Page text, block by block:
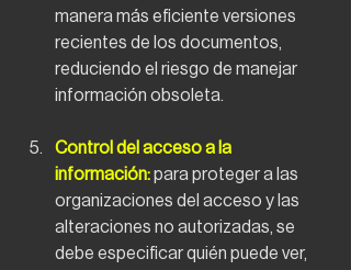
manera más eficiente versiones
recientes de los documentos,
reduciendo el riesgo de manejar
información obsoleta.
Control del acceso a la
información: para proteger a las
organizaciones del acceso y las
alteraciones no autorizadas, se
debe especificar quién puede ver,